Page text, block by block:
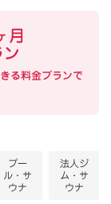
月
る料金プランで
プー
ル・サ
ウナ
法人ジ
ム・サ
ウナ